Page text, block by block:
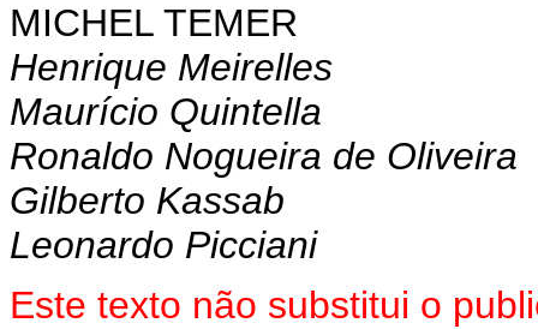
MICHEL TEMER
Henrique Meirelles
Maurício Quintella
Ronaldo Nogueira de Oliveira
Gilberto Kassab
Leonardo Picciani
Este texto não substitui o